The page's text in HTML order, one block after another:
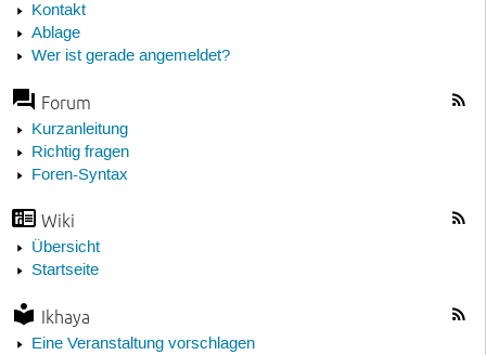
Kontakt
Ablage
Wer ist gerade angemeldet?
Forum
Kurzanleitung
Richtig fragen
Foren-Syntax
Wiki
Übersicht
Startseite
Ikhaya
Eine Veranstaltung vorschlagen